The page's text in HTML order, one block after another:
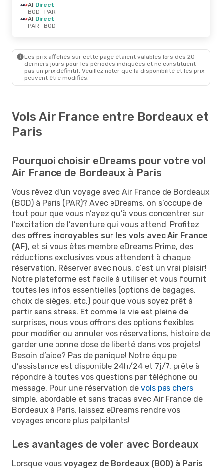
AFDirect
BOD- PAR
AFDirect
PAR- BOD
Les prix affichés sur cette page étaient valables lors des 20
derniers jours pour les périodes indiquées et ne constituent
pas un prix définitif. Veuillez noter que la disponibilité et les prix
peuvent être modifiés.
Vols Air France entre Bordeaux et
Paris
Pourquoi choisir eDreams pour votre vol
Air France de Bordeaux à Paris
Vous rêvez d'un voyage avec Air France de Bordeaux
(BOD) à Paris (PAR)? Avec eDreams, on s’occupe de
tout pour que vous n’ayez qu’à vous concentrer sur
l’excitation de l’aventure qui vous attend! Profitez
des offres incroyables sur les vols avec Air France
(AF), et si vous êtes membre eDreams Prime, des
réductions exclusives vous attendent à chaque
réservation. Réserver avec nous, c’est un vrai plaisir!
Notre plateforme est facile à utiliser et vous fournit
toutes les infos essentielles (options de bagages,
choix de sièges, etc.) pour que vous soyez prêt à
partir sans stress. Et comme la vie est pleine de
surprises, nous vous offrons des options flexibles
pour modifier ou annuler vos réservations, histoire de
garder une bonne dose de liberté dans vos projets!
Besoin d’aide? Pas de panique! Notre équipe
d’assistance est disponible 24h/24 et 7j/7, prête à
répondre à toutes vos questions par téléphone ou
message. Pour une réservation de vols pas chers
simple, abordable et sans tracas avec Air France de
Bordeaux à Paris, laissez eDreams rendre vos
voyages encore plus palpitants!
Les avantages de voler avec Bordeaux
Lorsque vous voyagez de Bordeaux (BOD) à Paris